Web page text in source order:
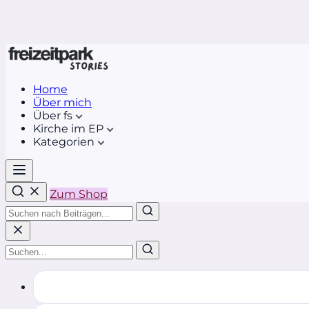
Home
Über mich
Über fs
Kirche im EP
Kategorien
Zum Shop